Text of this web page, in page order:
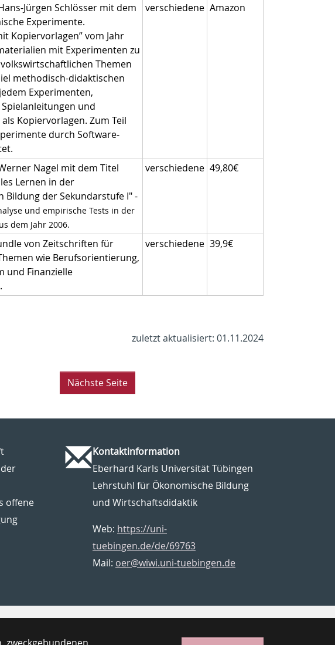
Jürgen Schlösser mit dem
Experimente.
Kopiervorlagen” vom Jahr
mit Experimenten zu
Themen
methodisch-didaktischen
Experimenten,
und
Kopiervorlagen. Zum Teil
durch Software-
verschiedene Amazon
Nagel mit dem Titel
Lernen in der
Bildung der Sekundarstufe I" -
und empirische Tests in der
dem Jahr 2006.
verschiedene 49,80€
von Zeitschriften für
wie Berufsorientierung,
und Finanzielle
verschiedene 39,9€
zuletzt aktualisiert: 01.11.2024
Nächste Seite
offene
Kontaktinformation
Eberhard Karls Universität Tübingen
Lehrstuhl für Ökonomische Bildung
und Wirtschaftsdidaktik
Web: https://uni-
tuebingen.de/de/69763
Mail: oer@wiwi.uni-tuebingen.de